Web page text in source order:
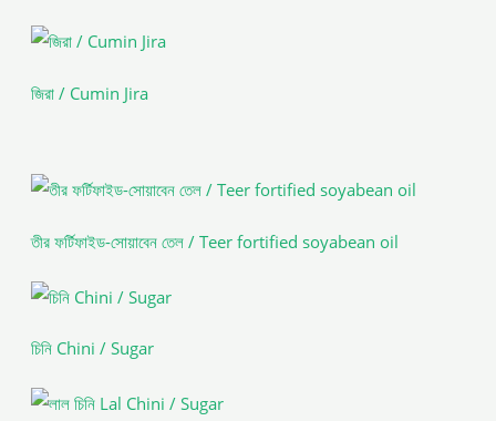
জিরা / Cumin Jira
তীর ফর্টিফাইড-সোয়াবেন তেল / Teer fortified soyabean oil
চিনি Chini / Sugar